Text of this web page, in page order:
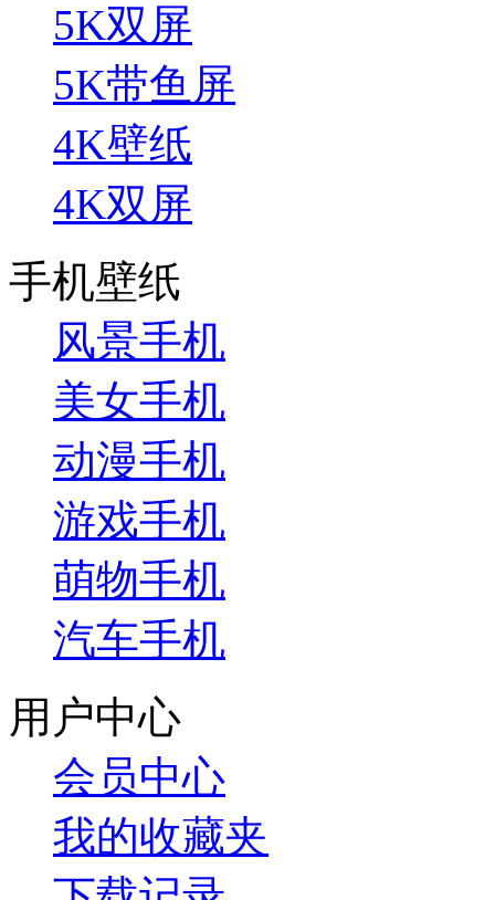
5K双屏
5K带鱼屏
4K壁纸
4K双屏
手机壁纸
风景手机
美女手机
动漫手机
游戏手机
萌物手机
汽车手机
用户中心
会员中心
我的收藏夹